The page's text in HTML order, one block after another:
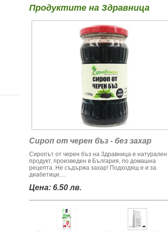
Продуктите на Здравница
Сироп от черен бъз - без захар
Сиропът от черен бъз на Здравница е натурален
продукт, произведен в България, по домашна
рецепта. Не съдържа захар! Подходящ е и за
диабетици....
Цена: 6.50 лв.